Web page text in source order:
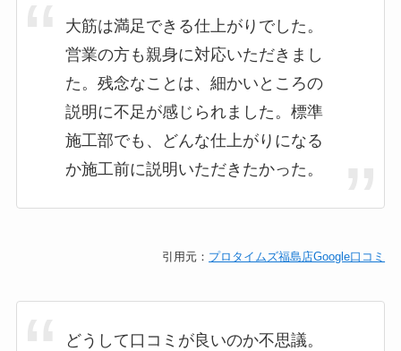
大筋は満足できる仕上がりでした。
営業の方も親身に対応いただきまし
た。残念なことは、細かいところの
説明に不足が感じられました。標準
施工部でも、どんな仕上がりになる
か施工前に説明いただきたかった。
引用元： プロタイムズ福島店Google口コミ
どうして口コミが良いのか不思議。